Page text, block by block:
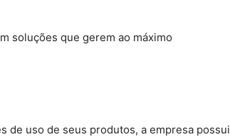
soluções que gerem ao máximo
de uso de seus produtos, a empresa possui